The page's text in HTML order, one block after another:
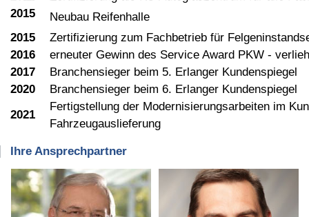
2015
Neubau Reifenhalle
2015
Zertifizierung zum Fachbetrieb für
2016
erneuter Gewinn des Service Award PKW -
2017
Branchensieger beim 5. Erlanger Kundenspiegel
2020
Branchensieger beim 6. Erlanger Kundenspiegel
2021
Fertigstellung der Modernisierungsarbeiten im
Fahrzeugauslieferung
Ihre Ansprechpartner